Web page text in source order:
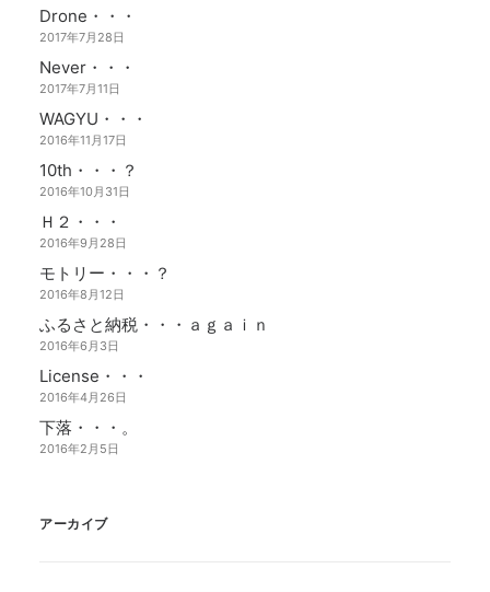
Drone・・・
2017年7月28日
Never・・・
2017年7月11日
WAGYU・・・
2016年11月17日
10th・・・？
2016年10月31日
Ｈ２・・・
2016年9月28日
モトリー・・・？
2016年8月12日
ふるさと納税・・・ａｇａｉｎ
2016年6月3日
License・・・
2016年4月26日
下落・・・。
2016年2月5日
アーカイブ